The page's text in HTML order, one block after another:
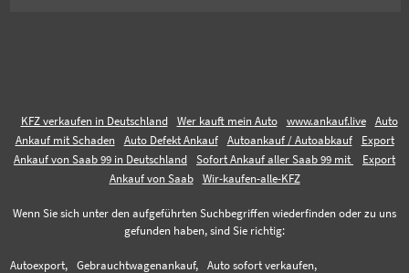
KFZ verkaufen in Deutschland Wer kauft mein Auto www.ankauf.live
Auto
Ankauf mit Schaden
Auto Defekt Ankauf Autoankauf / Autoabkauf
Export
Ankauf von Saab 99 in Deutschland
Sofort Ankauf aller Saab 99 mit
Export
Ankauf von Saab
Wir-kaufen-alle-KFZ
Wenn Sie sich unter den aufgeführten Suchbegriffen wiederfinden oder zu uns
gefunden haben, sind Sie richtig:
Autoexport, Gebrauchtwagenankauf, Auto sofort verkaufen,